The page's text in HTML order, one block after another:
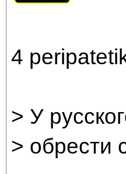
4
> У
> обрести